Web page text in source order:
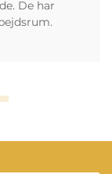
De har